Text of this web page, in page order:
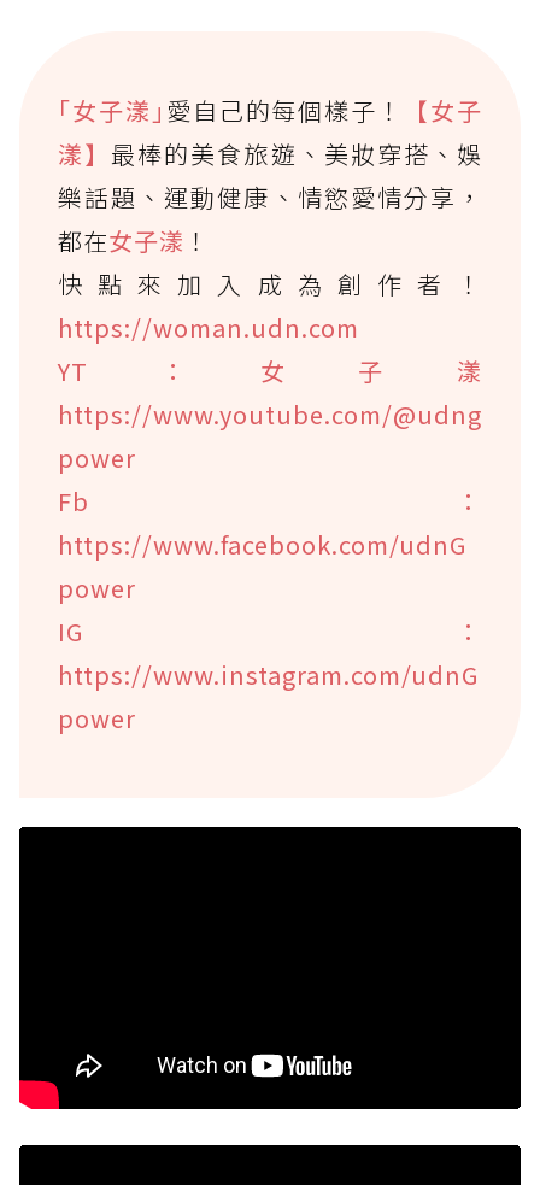
｢女子漾｣ 愛自己的每個樣子！
【女子
漾】最棒的美食旅遊、美妝穿搭、娛
樂話題、運動健康、情慾愛情分享，
都在女子漾 ！
快點來加入成為創作者！
https://woman.udn.com
YT：女子漾
https://www.youtube.com/@udng
power
Fb：
https://www.facebook.com/udnG
power
IG：
https://www.instagram.com/udnG
power